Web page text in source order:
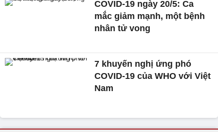
COVID-19 ngày 20/5: Ca
mắc giảm mạnh, một bệnh
nhân tử vong
7 khuyến nghị ứng phó
COVID-19 của WHO với Việt
Nam